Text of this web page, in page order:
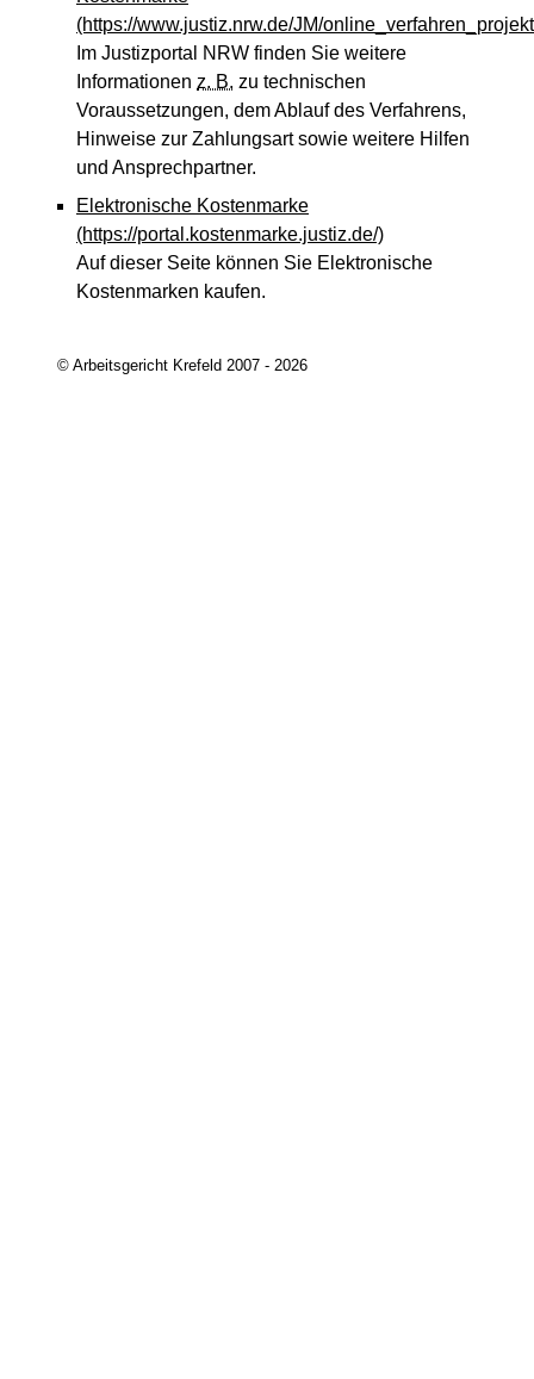
(https://www.justiz.nrw.de/JM/
Im Justizportal NRW finden Sie weitere
Informationen z. B. zu technischen
Voraussetzungen, dem Ablauf des Verfahrens,
Hinweise zur Zahlungsart sowie weitere Hilfen
und Ansprechpartner.
Elektronische Kostenmarke
(https://portal.kostenmarke.justiz.de/)
Auf dieser Seite können Sie Elektronische
Kostenmarken kaufen.
© Arbeitsgericht Krefeld 2007 - 2026